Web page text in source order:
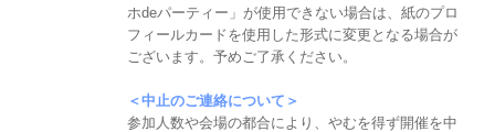
ホdeパーティー」が使用できない場合は、紙のプロ
フィールカードを使用した形式に変更となる場合が
ございます。予めご了承ください。
＜中止のご連絡について＞
参加人数や会場の都合により、やむを得ず開催を中